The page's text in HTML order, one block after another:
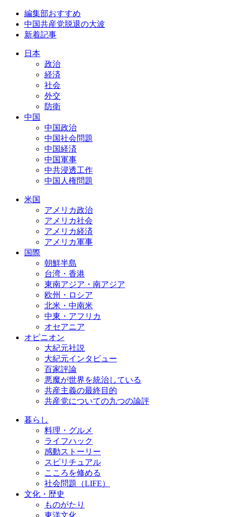
編集部おすすめ
中国共産党脱退の大波
新着記事
日本
政治
経済
社会
外交
防衛
中国
中国政治
中国社会問題
中国経済
中国軍事
中共浸透工作
中国人権問題
米国
アメリカ政治
アメリカ社会
アメリカ経済
アメリカ軍事
国際
朝鮮半島
台湾・香港
東南アジア・南アジア
欧州・ロシア
北米・中南米
中東・アフリカ
オセアニア
オピニオン
大紀元社説
大紀元インタビュー
百家評論
悪魔が世界を統治している
共産主義の最終目的
共産党についての九つの論評
暮らし
料理・グルメ
ライフハック
感動ストーリー
スピリチュアル
こころを修める
社会問題（LIFE）
文化・歴史
ものがたり